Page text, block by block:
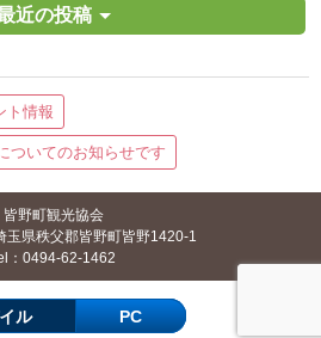
近の投稿
ト情報
ついてのお知らせです
皆野町観光協会
玉県秩父郡皆野町皆野1420-1
：0494-62-1462
ル PC